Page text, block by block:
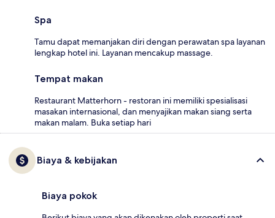
Spa
Tamu dapat memanjakan diri dengan perawatan spa layanan
lengkap hotel ini. Layanan mencakup massage.
Tempat makan
Restaurant Matterhorn - restoran ini memiliki spesialisasi
masakan internasional, dan menyajikan makan siang serta
makan malam. Buka setiap hari
Biaya & kebijakan
Biaya pokok